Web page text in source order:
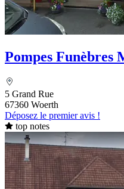
Pompes Funèbres
5 Grand Rue
67360 Woerth
Déposez le premier avis !
top notes